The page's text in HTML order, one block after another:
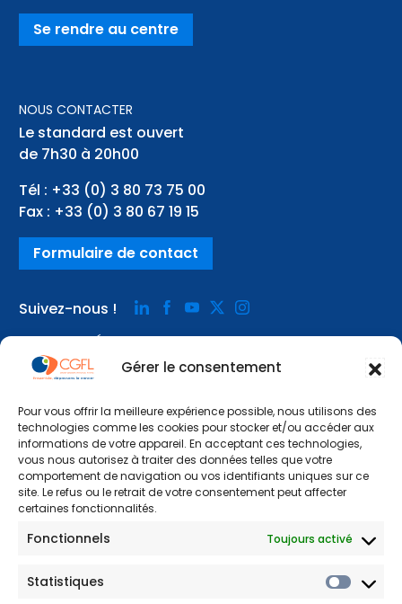
Gérer le consentement
Pour vous offrir la meilleure expérience possible, nous utilisons des
technologies comme les cookies pour stocker et/ou accéder aux
informations de votre appareil. En acceptant ces technologies,
vous nous autorisez à traiter des données telles que votre
comportement de navigation ou vos identifiants uniques sur ce
site. Le refus ou le retrait de votre consentement peut affecter
certaines fonctionnalités.
Fonctionnels Toujours activé
Statistiques
Se rendre au centre
NOUS CONTACTER
Le standard est ouvert
de 7h30 à 20h00
Tél : +33 (0) 3 80 73 75 00
Fax : +33 (0) 3 80 67 19 15
Formulaire de contact
Suivez-nous !
page
linkedin
page
facebook
page
youtube
pagepage
instagram
ACCESSIBILITÉ
MENTIONS LÉGALES
FAQ
POLITIQUE DE CONFIDENTIALITÉ
COOKIES
© 2025 – CGFL Wazacom-Cookies